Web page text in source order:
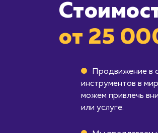
от 25
Продвижение в
инструментов в
можем привлечь
или услуге.